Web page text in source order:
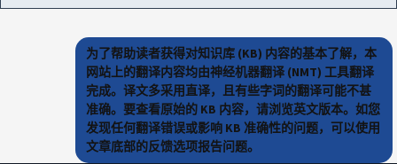
为了帮助读者获得对知识库 (KB) 内容的基本了解，本
网站上的翻译内容均由神经机器翻译 (NMT) 工具翻译
完成。译文多采用直译，且有些字词的翻译可能不甚
准确。要查看原始的 KB 内容，请浏览英文版本。如您
发现任何翻译错误或影响 KB 准确性的问题，可以使用
文章底部的反馈选项报告问题。